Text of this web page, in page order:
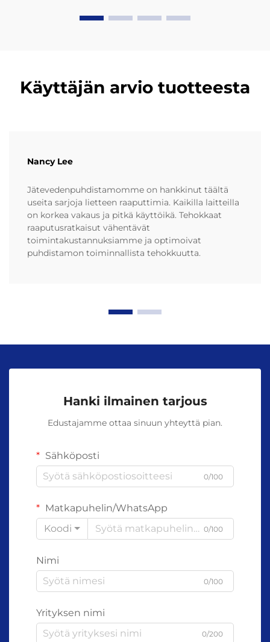
Käyttäjän arvio tuotteesta
Nancy Lee
Jätevedenpuhdistamomme on hankkinut täältä
useita sarjoja lietteen raaputtimia. Kaikilla laitteilla
on korkea vakaus ja pitkä käyttöikä. Tehokkaat
raaputusratkaisut vähentävät
toimintakustannuksiamme ja optimoivat
puhdistamon toiminnallista tehokkuutta.
Hanki ilmainen tarjous
Edustajamme ottaa sinuun yhteyttä pian.
Sähköposti
0/100
Matkapuhelin/WhatsApp
Koodi
0/100
Nimi
0/100
Yrityksen nimi
0/200